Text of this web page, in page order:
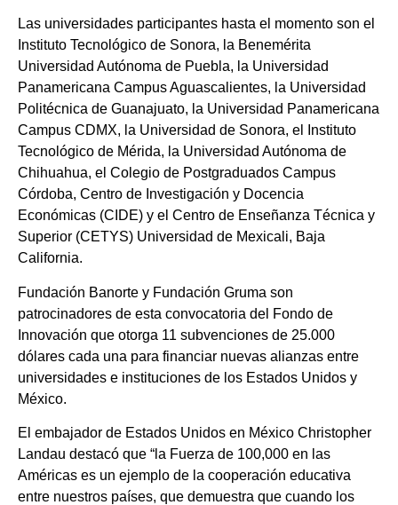
Las universidades participantes hasta el momento son el
Instituto Tecnológico de Sonora, la Benemérita
Universidad Autónoma de Puebla, la Universidad
Panamericana Campus Aguascalientes, la Universidad
Politécnica de Guanajuato, la Universidad Panamericana
Campus CDMX, la Universidad de Sonora, el Instituto
Tecnológico de Mérida, la Universidad Autónoma de
Chihuahua, el Colegio de Postgraduados Campus
Córdoba, Centro de Investigación y Docencia
Económicas (CIDE) y el Centro de Enseñanza Técnica y
Superior (CETYS) Universidad de Mexicali, Baja
California.
Fundación Banorte y Fundación Gruma son
patrocinadores de esta convocatoria del Fondo de
Innovación que otorga 11 subvenciones de 25.000
dólares cada una para financiar nuevas alianzas entre
universidades e instituciones de los Estados Unidos y
México.
El embajador de Estados Unidos en México Christopher
Landau destacó que “la Fuerza de 100,000 en las
Américas es un ejemplo de la cooperación educativa
entre nuestros países, que demuestra que cuando los